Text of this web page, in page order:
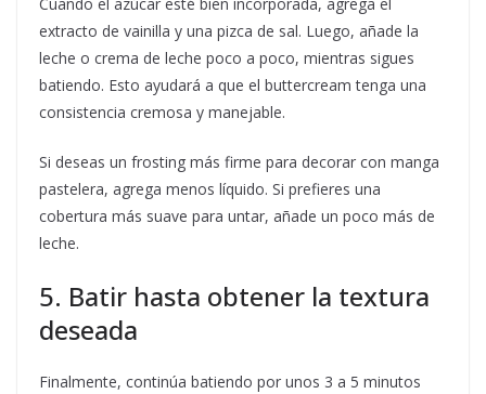
Cuando el azúcar esté bien incorporada, agrega el
extracto de vainilla y una pizca de sal. Luego, añade la
leche o crema de leche poco a poco, mientras sigues
batiendo. Esto ayudará a que el buttercream tenga una
consistencia cremosa y manejable.
Si deseas un frosting más firme para decorar con manga
pastelera, agrega menos líquido. Si prefieres una
cobertura más suave para untar, añade un poco más de
leche.
5. Batir hasta obtener la textura
deseada
Finalmente, continúa batiendo por unos 3 a 5 minutos